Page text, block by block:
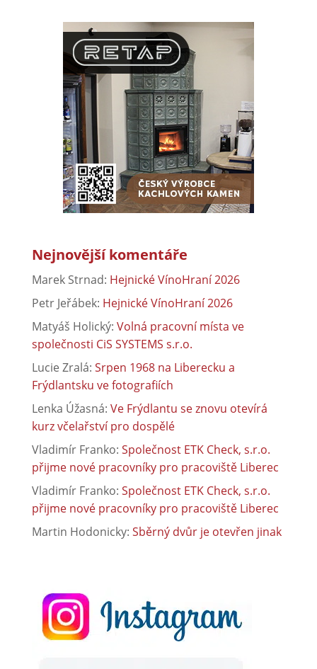
Nejnovější komentáře
Marek Strnad: Hejnické VínoHraní 2026
Petr Jeřábek: Hejnické VínoHraní 2026
Matyáš Holický: Volná pracovní místa ve
společnosti CiS SYSTEMS s.r.o.
Lucie Zralá: Srpen 1968 na Liberecku a
Frýdlantsku ve fotografiích
Lenka Úžasná: Ve Frýdlantu se znovu otevírá
kurz včelařství pro dospělé
Vladimír Franko: Společnost ETK Check, s.r.o.
přijme nové pracovníky pro pracoviště Liberec
Vladimír Franko: Společnost ETK Check, s.r.o.
přijme nové pracovníky pro pracoviště Liberec
Martin Hodonicky: Sběrný dvůr je otevřen jinak